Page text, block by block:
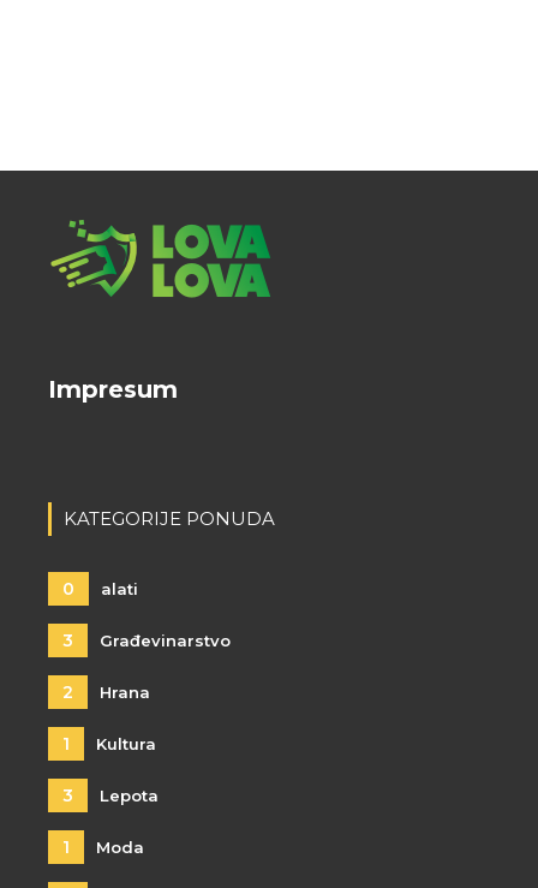
Impresum
KATEGORIJE PONUDA
0 alati
3 Građevinarstvo
2 Hrana
1 Kultura
3 Lepota
1 Moda